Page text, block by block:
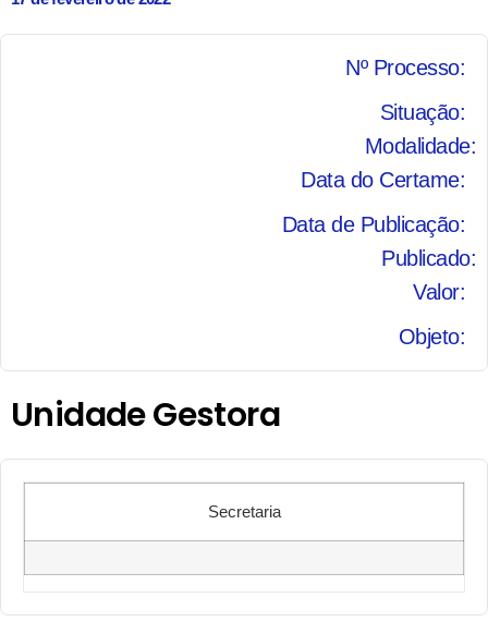
Nº Processo:
Situação:
Modalidade:
Data do Certame:
Data de Publicação:
Publicado:
Valor:
Objeto:
Unidade Gestora
Secretaria